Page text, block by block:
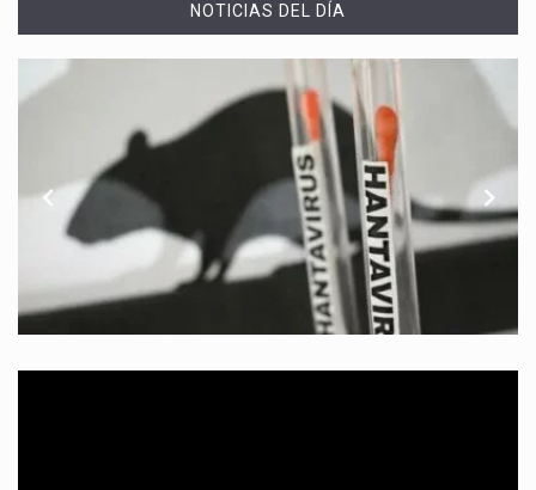
NOTICIAS DEL DÍA